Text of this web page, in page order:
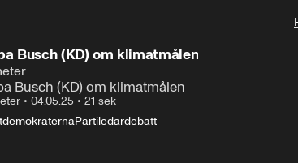
Busch (KD) om klimatmålen
Busch (KD) om klimatmålen
• 04.05.25 • 21 sek
Partiledardebatt